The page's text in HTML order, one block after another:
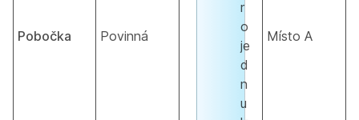
Pobočka Povinná
r
o
je
d
n
u
Místo A